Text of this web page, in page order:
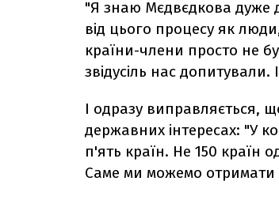
"Я знаю Мєдвєдкова дуже
від цього процесу як
країни-члени просто не
звідусіль нас
І одразу виправляється,
державних інтересах: "У
п'ять країн. Не 150 країн
Саме ми можемо отримати